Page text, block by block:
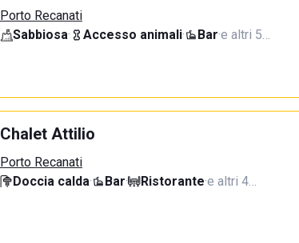
Porto Recanati
Sabbiosa· Accesso animali· Bar·e altri 5…
Chalet Attilio
Porto Recanati
Doccia calda· Bar· Ristorante·e altri 4…